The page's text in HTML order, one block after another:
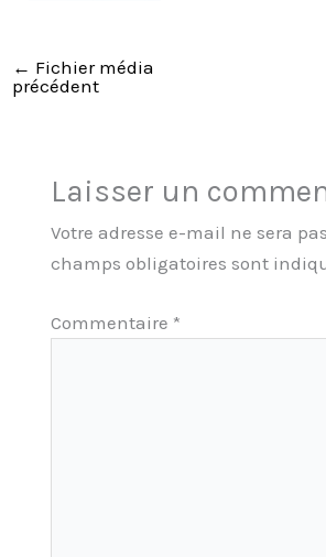
← Fichier média
précédent
Laisser un
Votre adresse e-mail ne sera
champs obligatoires sont
Commentaire *